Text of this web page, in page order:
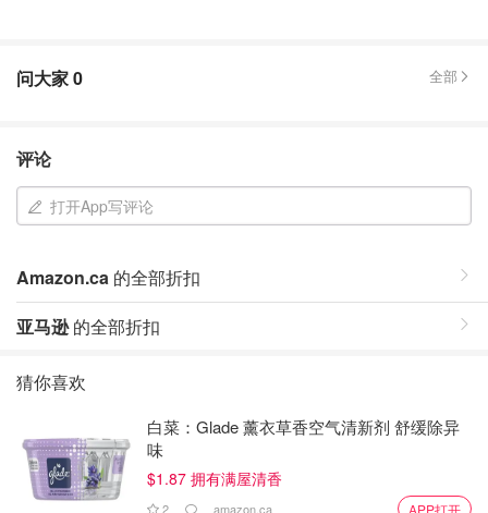
问大家0 全部
评论
打开App写评论
Amazon.ca 的全部折扣
亚马逊的全部折扣
猜你喜欢
白菜：Glade 薰衣草香空气清新剂 舒缓除异
味
$1.87 拥有满屋清香
2 amazon.ca APP打开